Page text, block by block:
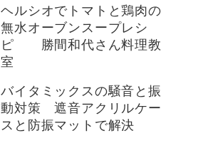
ヘルシオでトマトと鶏肉の
無水オーブンスープレシ
ピ 勝間和代さん料理教
室
バイタミックスの騒音と振
動対策 遮音アクリルケー
スと防振マットで解決